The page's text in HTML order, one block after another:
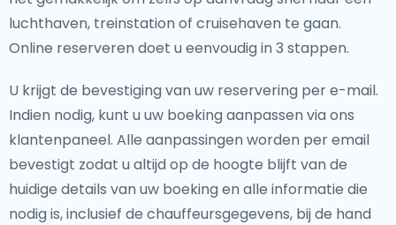
luchthaven, treinstation of cruisehaven te gaan.
Online reserveren doet u eenvoudig in 3 stappen.
U krijgt de bevestiging van uw reservering per e-mail.
Indien nodig, kunt u uw boeking aanpassen via ons
klantenpaneel. Alle aanpassingen worden per email
bevestigt zodat u altijd op de hoogte blijft van de
huidige details van uw boeking en alle informatie die
nodig is, inclusief de chauffeursgegevens, bij de hand